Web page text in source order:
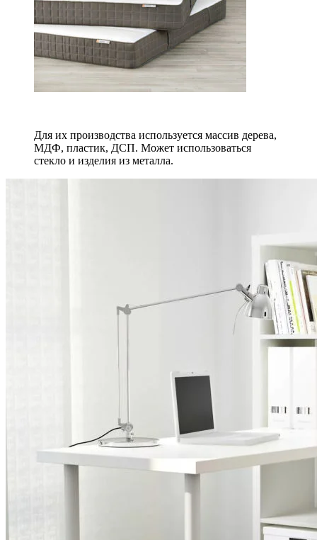
Для их производства используется массив дерева,
МДФ, пластик, ДСП. Может использоваться
стекло и изделия из металла.